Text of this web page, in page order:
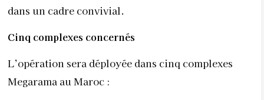
dans un cadre convivial.
Cinq complexes concernés
L’opération sera déployée dans cinq complexes
Megarama au Maroc :